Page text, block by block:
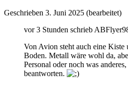
Geschrieben 3. Juni 2025 (bearbeitet)
vor 3 Stunden schrieb
Von Avion steht auch eine Kiste
Boden. Metall wäre wohl da,
Personal oder noch was
beantworten.